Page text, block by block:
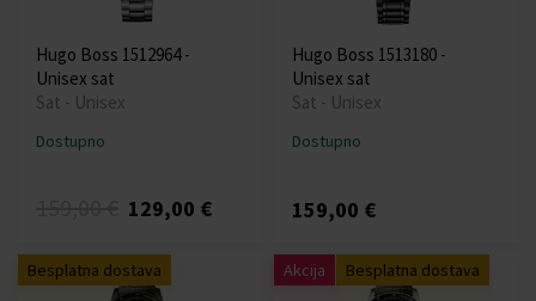
Hugo Boss 1512964 -
Unisex sat
Sat - Unisex
Dostupno
129,00 €
Hugo Boss 1513180 -
Unisex sat
Sat - Unisex
Dostupno
159,00 €
Besplatna dostava Akcija Besplatna dostava